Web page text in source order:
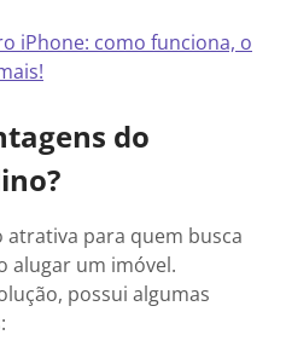
iPhone: como funciona, o
do
atrativa para quem busca
alugar um imóvel.
possui algumas